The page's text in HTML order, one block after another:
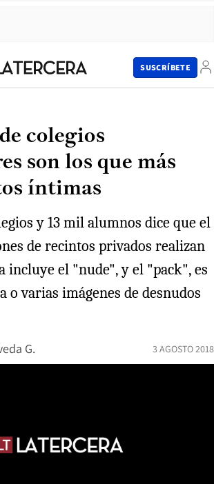
SUSCRÍBETE
colegios
son los que más
íntimas
y 13 mil alumnos dice que el
de recintos privados realizan
incluye el "nude", y el "pack", es
o varias imágenes de desnudos
G. 3 AGOSTO 2018